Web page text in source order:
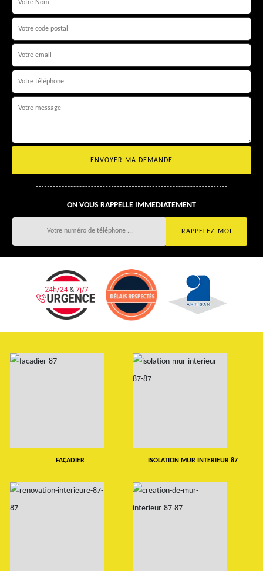
ON VOUS RAPPELLE IMMEDIATEMENT
FAÇADIER ISOLATION MUR INTERIEUR 87